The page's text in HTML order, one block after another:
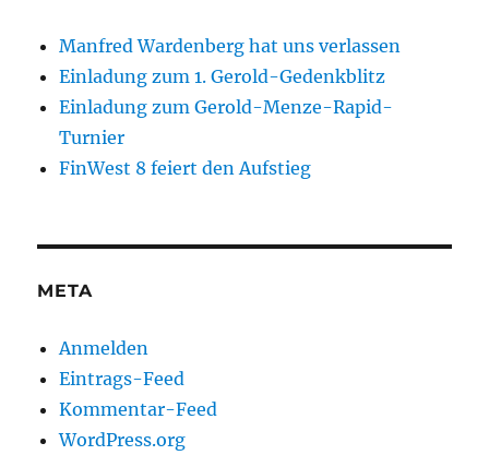
Manfred Wardenberg hat uns verlassen
Einladung zum 1. Gerold-Gedenkblitz
Einladung zum Gerold-Menze-Rapid-
Turnier
FinWest 8 feiert den Aufstieg
META
Anmelden
Eintrags-Feed
Kommentar-Feed
WordPress.org